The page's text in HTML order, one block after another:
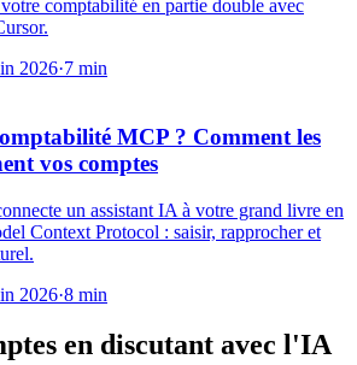
comptabilité en partie double avec
2026·7 min
MCP ? Comment les
vos comptes
un assistant IA à votre grand livre en
Context Protocol : saisir, rapprocher et
2026·8 min
en discutant avec l'IA